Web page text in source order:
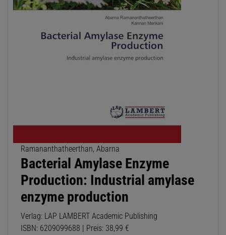
Ramananthatheerthan, Abarna
Bacterial Amylase Enzyme
Production: Industrial amylase
enzyme production
Verlag: LAP LAMBERT Academic Publishing
ISBN: 6209099688 | Preis: 38,99 €